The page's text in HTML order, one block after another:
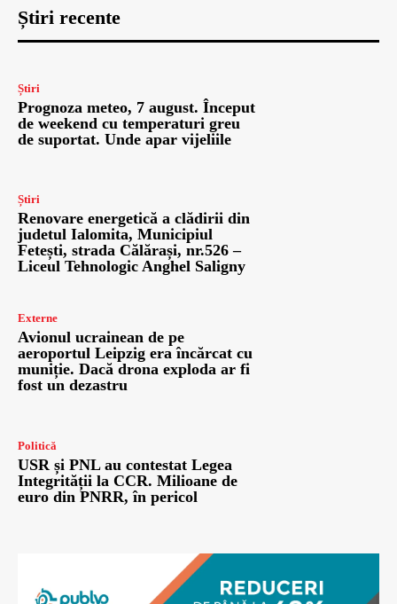
Știri recente
Știri
Prognoza meteo, 7 august. Început
de weekend cu temperaturi greu
de suportat. Unde apar vijeliile
Știri
Renovare energetică a clădirii din
judetul Ialomita, Municipiul
Fetești, strada Călărași, nr.526 –
Liceul Tehnologic Anghel Saligny
Externe
Avionul ucrainean de pe
aeroportul Leipzig era încărcat cu
muniție. Dacă drona exploda ar fi
fost un dezastru
Politică
USR și PNL au contestat Legea
Integrității la CCR. Milioane de
euro din PNRR, în pericol